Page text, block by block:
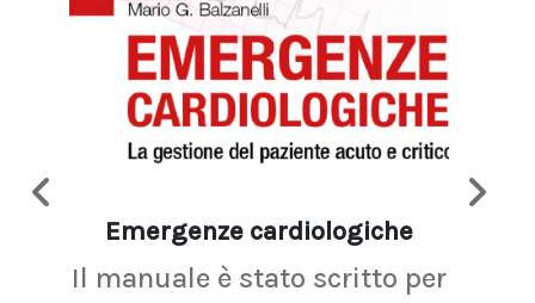
Emergenze cardiologiche
Il manuale è stato scritto per